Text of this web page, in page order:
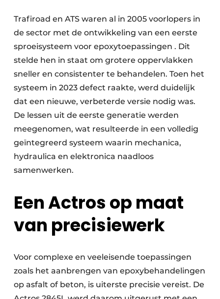
Trafiroad en ATS waren al in 2005 voorlopers in
de sector met de ontwikkeling van een eerste
sproeisysteem voor epoxytoepassingen . Dit
stelde hen in staat om grotere oppervlakken
sneller en consistenter te behandelen. Toen het
systeem in 2023 defect raakte, werd duidelijk
dat een nieuwe, verbeterde versie nodig was.
De lessen uit de eerste generatie werden
meegenomen, wat resulteerde in een volledig
geïntegreerd systeem waarin mechanica,
hydraulica en elektronica naadloos
samenwerken.
Een Actros op maat
van precisiewerk
Voor complexe en veeleisende toepassingen
zoals het aanbrengen van epoxybehandelingen
op asfalt of beton, is uiterste precisie vereist. De